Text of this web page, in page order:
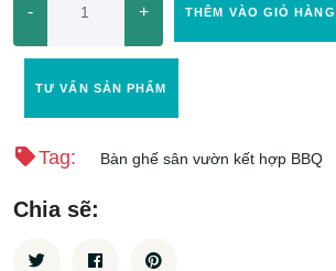
- + THÊM VÀO GIỎ HÀNG
TƯ VẤN SẢN PHẨM
Tag: Bàn ghế sân vườn kết hợp BBQ
Chia sẽ: